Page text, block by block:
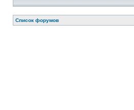
Список форумов